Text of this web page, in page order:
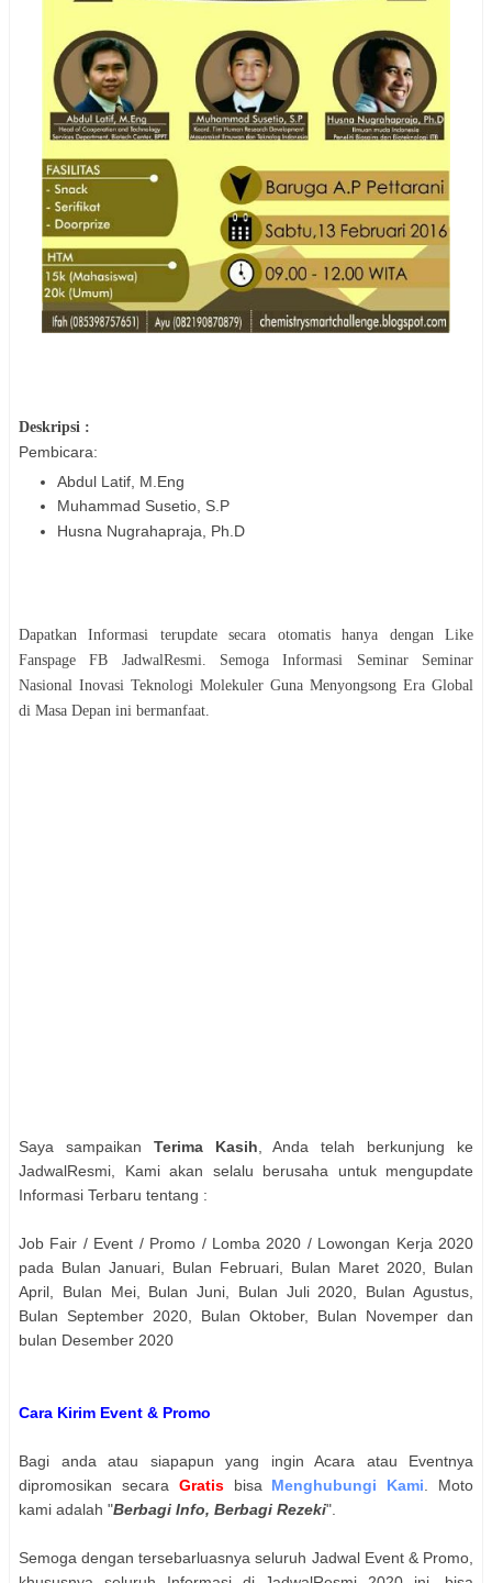
Deskripsi :
Pembicara:
Abdul Latif, M.Eng
Muhammad Susetio, S.P
Husna Nugrahapraja, Ph.D
Dapatkan Informasi terupdate secara otomatis hanya dengan Like
Fanspage FB JadwalResmi. Semoga Informasi Seminar
Seminar
Nasional Inovasi Teknologi Molekuler Guna Menyongsong Era Global
di Masa Depan ini bermanfaat.
Saya sampaikan Terima Kasih , Anda telah berkunjung ke
JadwalResmi, Kami akan selalu berusaha untuk mengupdate
Informasi Terbaru tentang :
Job Fair / Event / Promo / Lomba 2020 / Lowongan Kerja 2020
pada Bulan Januari, Bulan Februari, Bulan Maret 2020, Bulan
April, Bulan Mei, Bulan Juni, Bulan Juli 2020, Bulan Agustus,
Bulan September 2020, Bulan Oktober, Bulan Novemper dan
bulan Desember 2020
Cara Kirim Event & Promo
Bagi anda atau siapapun yang ingin Acara atau Eventnya
dipromosikan secara Gratisbisa Menghubungi Kami . Moto
kami adalah "Berbagi Info, Berbagi Rezeki".
Semoga dengan tersebarluasnya seluruh Jadwal Event & Promo,